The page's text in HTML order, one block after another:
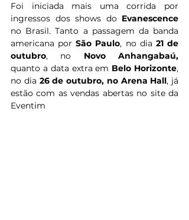
Foi iniciada mais uma corrida por
ingressos dos shows do Evanescence
no Brasil. Tanto a passagem da banda
americana por São Paulo, no dia 21 de
outubro, no
quanto a data extra em Belo Horizonte,
no dia 26 de outubro, no Arena Hall, já
estão com as vendas abertas no site da
Eventim